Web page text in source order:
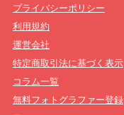
プライバシーポリシー
利用規約
運営会社
特定商取引法に基づく表示
コラム一覧
無料フォトグラファー登録